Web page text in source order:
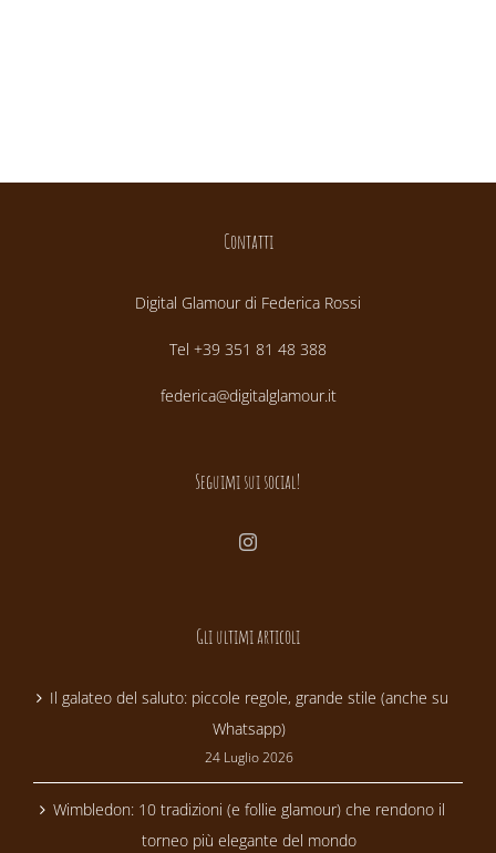
Contatti
Digital Glamour di Federica Rossi
Tel +39 351 81 48 388
federica@digitalglamour.it
Seguimi sui social!
Gli ultimi articoli
Il galateo del saluto: piccole regole, grande stile (anche su
Whatsapp)
24 Luglio 2026
Wimbledon: 10 tradizioni (e follie glamour) che rendono il
torneo più elegante del mondo